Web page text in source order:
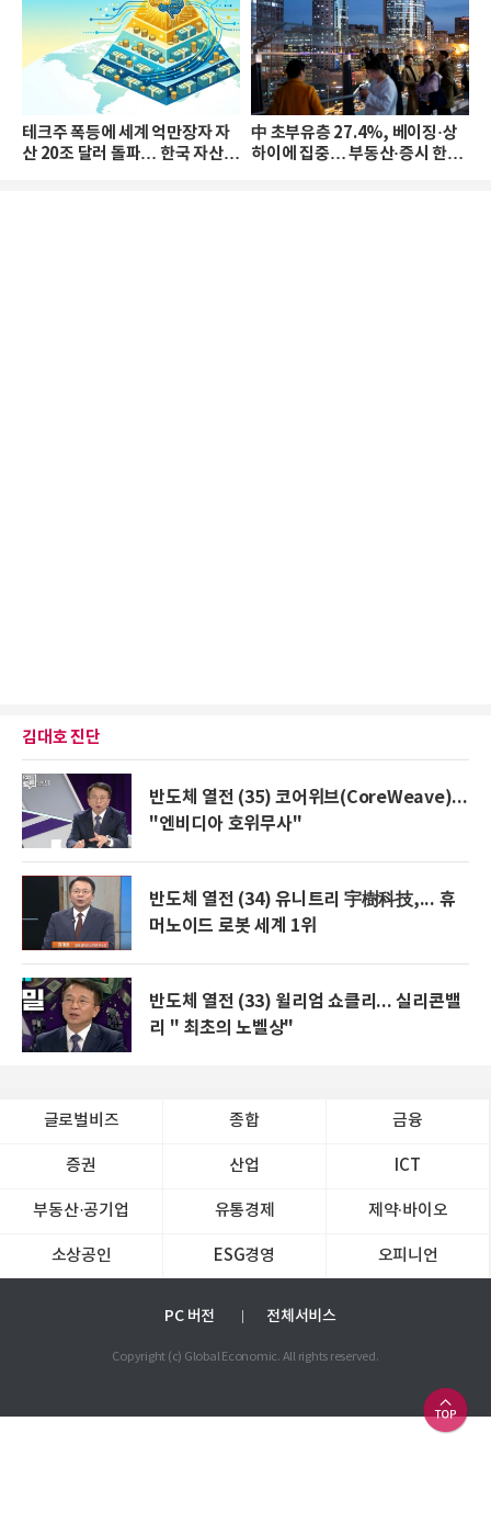
테크주 폭등에 세계 억만장자 자
산 20조 달러 돌파… 한국 자산
中 초부유층 27.4%, 베이징·상
하이에 집중… 부동산·증시 한파
김대호 진단
반도체 열전 (35) 코어위브(CoreWeave)...
"엔비디아 호위무사"
반도체 열전 (34) 유니트리 宇樹科技,... 휴
머노이드 로봇 세계 1위
반도체 열전 (33) 윌리엄 쇼클리... 실리콘밸
리 " 최초의 노벨상"
글로벌비즈 종합 금융
증권 산업 ICT
부동산·공기업 유통경제 제약∙바이오
소상공인 ESG경영 오피니언
PC 버전 전체서비스
Copyright (c) Global Economic. All rights reserved.